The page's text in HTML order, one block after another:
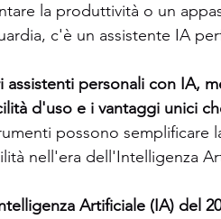
la produttività o un
c'è un assistente IA
personali con IA,
d'uso e i vantaggi unici
possono semplificare
nell'era dell'Intelligenza
Artificiale (IA) del